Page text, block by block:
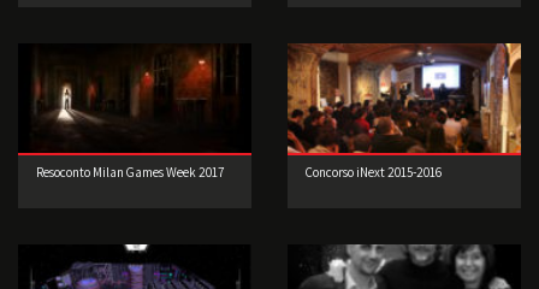
Resoconto Milan Games Week 2017 Concorso iNext 2015-2016